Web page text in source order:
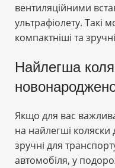
вентиляційними
ультрафіолету. Такі
компактніші та
Найлегша
Якщо для вас
на найлегші
зручні для
автомобіля, у